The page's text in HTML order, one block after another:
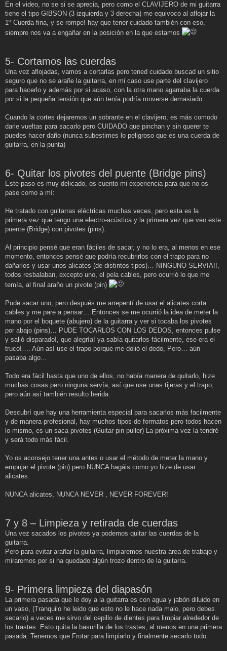
En el video, no se si se aprecia, pero como el CLAVIJERO de mi guitarra
tiene el tipo GIBSON (3 izquierda y 3 derecha) me equivoco al aflojar la
1º Cuerda fina, y se rompe! hay que tener cuidado también con eso,
siempre nos va a engañar en la posición en la que estamos
5- Cortamos las cuerdas
Una vez aflojadas, vamos a cortarlas pero tened cuidado buscad un sitio
seguro que no se arañe la guitarra, en mi caso use parte del clavijero
para hacerlo y además por si acaso, con la otra mano agarraba la cuerda
por si la pequeña tensión que aún tenía podría moverse demasiado.
Cuando la cortes dejaremos un sobrante en el clavijero, es más comodo
darle vueltas para sacarlo pero CUIDADO que pinchan y sin querer te
puedes hacer daño (nunca subestimes lo peligroso que es una cuerda de
guitarra, en la punta)
6- Quitar los pivotes del puente (Bridge pins)
Este paso es muy delicado, os cuento mi experiencia para que no os
pase como a mí:
He tratado con guitarras eléctricas muchas veces, pero esta es la
primera vez que tengo una electro-acústica y la primera vez que veo este
puente (Bridge) con pivotes (pins).
Al principio pensé que eran fáciles de sacar, y no lo era, al menos en ese
momento, entonces pensé que podría recubrirlos con el trapo para no
dañarlos y usar unos alicates (de distintos tipos)… NINGUNO SERVIA!!,
todos resbalaban, excepto uno, el pela cables, pero ocurrió lo que me
temía, al final araño un pivote (pin)
Pude sacar uno, pero después me arrepentí de usar el alicates corta
cables y me pare a pensar… Entonces se me ocurrió la idea de meter la
mano por el boquete (abujero) de la guitarra y ver si tocaba los pivotes
por abajo (pins)… PUDE TOCARLOS CON LOS DEDOS, entonces pulse
y salió disparado!, que alegría! ya sabía quitarlos fácilmente, ese era el
truco!…. Aún así use el trapo porque me dolió el dedo, Pero… aún
pasaba algo…
Todo era fácil hasta que uno de ellos, no había manera de quitarlo, hize
muchas cosas pero ninguna servía, así que use unas tijeras y el trapo,
pero aún así también resulto herida.
Descubrí que hay una herramienta especial para sacarlos más facilmente
y de manera profesional, hay muchos tipos de formatos pero todos hacen
lo mismo, es un saca pivotes (Guitar pin puller) La próxima vez la tendré
y será todo más fácil.
Yo os aconsejo tener una antes o usar el método de meter la mano y
empujar el pivote (pin) pero NUNCA hagáis como yo hize de usar
alicates.
NUNCA alicates, NUNCA NEVER , NEVER FOREVER!
7 y 8 – Limpieza y retirada de cuerdas
Una vez sacados los pivotes ya podemos quitar las cuerdas de la
guitarra.
Pero para evitar arañar la guitarra, limpiaremos nuestra área de trabajo y
miraremos por si ha quedado algún trozo dentro de la guitarra.
9- Primera limpieza del diapasón
La primera pasada que le doy a la guitarra es con agua y jabón diluido en
un vaso, (Tranquilo he leido que esto no le hace nada malo, pero debes
secarlo) a veces me sirvo del cepillo de dientes para limpiar alrededor de
los trastes. Esto quita la basurilla de los trastes, al menos en una primera
pasada. Tenemos que Frotar para limpiarlo y finalmente secarlo todo.